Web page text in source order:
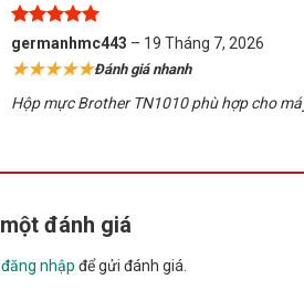
Được xếp
hạng 5
5
sao
germanhmc443 – 19 Tháng 7, 2026
★★★★★Đánh giá nhanh
Hộp mực Brother TN1010 phù hợp cho
đánh giá
đăng nhập để gửi đánh giá.